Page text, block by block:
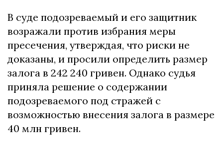
В суде подозреваемый и его защитник
возражали против избрания меры
пресечения, утверждая, что риски не
доказаны, и просили определить размер
залога в 242 240 гривен. Однако судья
приняла решение о содержании
подозреваемого под стражей с
возможностью внесения залога в размере
40 млн гривен.